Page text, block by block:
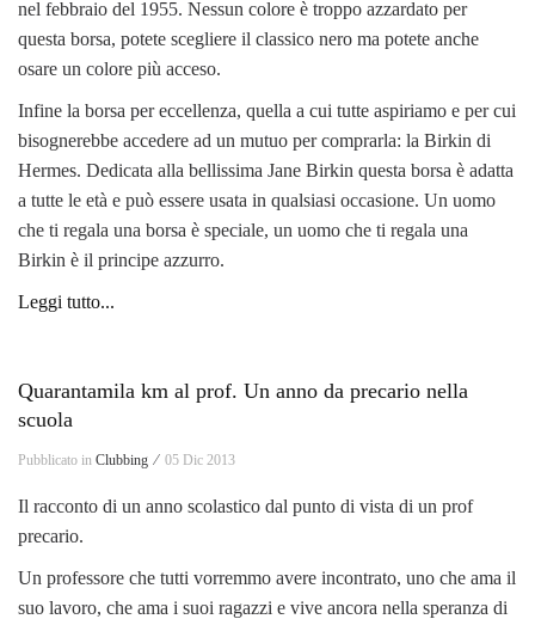
nel febbraio del 1955. Nessun colore è troppo azzardato per
questa borsa, potete scegliere il classico nero ma potete anche
osare un colore più acceso.
Infine la borsa per eccellenza, quella a cui tutte aspiriamo e per cui
bisognerebbe accedere ad un mutuo per comprarla: la Birkin di
Hermes. Dedicata alla bellissima Jane Birkin questa borsa è adatta
a tutte le età e può essere usata in qualsiasi occasione. Un uomo
che ti regala una borsa è speciale, un uomo che ti regala una
Birkin è il principe azzurro.
Leggi tutto...
Quarantamila km al prof. Un anno da precario nella
scuola
Pubblicato in Clubbing ⁄ 05 Dic 2013
Il racconto di un anno scolastico dal punto di vista di un prof
precario.
Un professore che tutti vorremmo avere incontrato, uno che ama il
suo lavoro, che ama i suoi ragazzi e vive ancora nella speranza di